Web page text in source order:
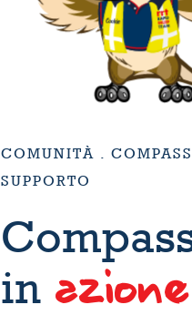
COMUNITÀ .
SUPPORTO
in azione